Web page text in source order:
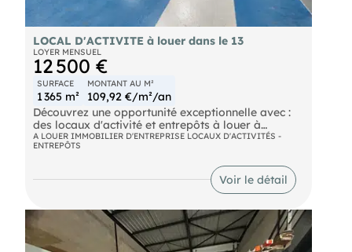
LOCAL D'ACTIVITE à louer dans le 13
LOYER MENSUEL
12 500 €
SURFACE
1 365 m²
MONTANT AU M²
109,92 €/m²/an
Découvrez une opportunité exceptionnelle avec :
des locaux d'activité et entrepôts à louer à
Vitrolles. Idéalement situés, ces espaces
polyvalents sont parfaits pour optimiser vos
opérations logistiques ou industrielles. Profitez
d'une infrastructure moderne et fonctionnelle pour
A LOUER IMMOBILIER D'ENTREPRISE LOCAUX D'ACTIVITÉS -
ENTREPÔTS
Voir le détail